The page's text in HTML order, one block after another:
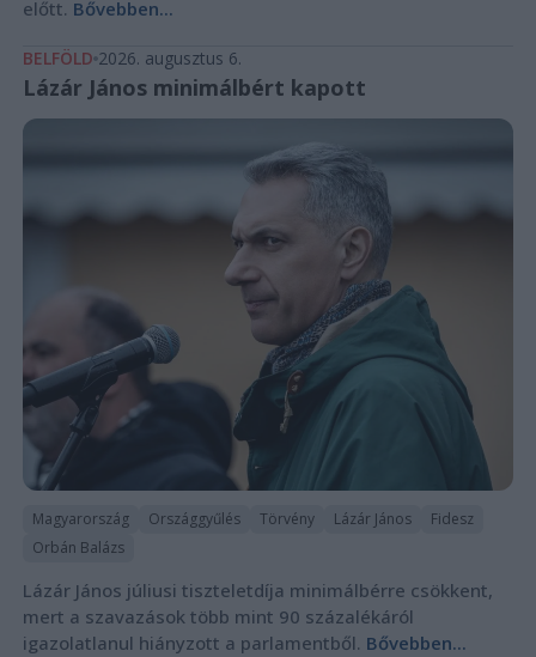
előtt. Bővebben...
BELFÖLD 2026. augusztus 6.
Lázár János minimálbért kapott
Magyarország Országgyűlés Törvény Lázár János
Fidesz
Orbán Balázs
Lázár János júliusi tiszteletdíja minimálbérre csökkent,
mert a szavazások több mint 90 százalékáról
igazolatlanul hiányzott a parlamentből. Bővebben...